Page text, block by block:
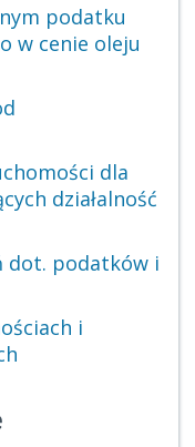
podatku
w cenie oleju
dla
działalność
dot. podatków i
i